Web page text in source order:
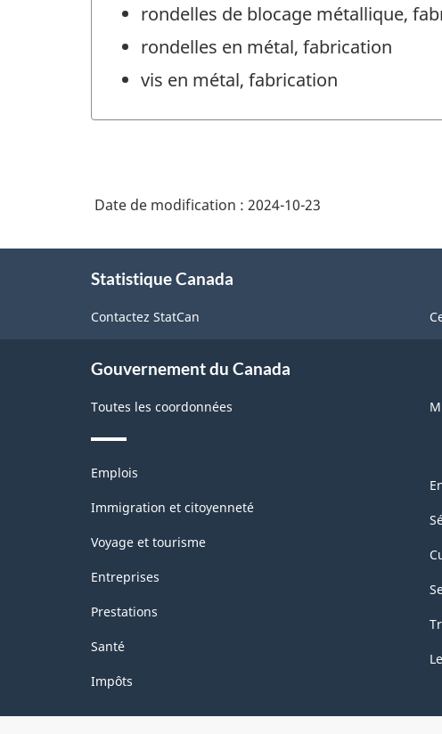
rondelles de blocage métallique,
rondelles en métal, fabrication
vis en métal, fabrication
Date de modification : 2024-10-23
Statistique Canada
Contactez StatCan
Gouvernement du Canada
Toutes les coordonnées
Thèmes
sujets
Emplois
Immigration et citoyenneté
Voyage et tourisme
Entreprises
Prestations
Santé
Impôts